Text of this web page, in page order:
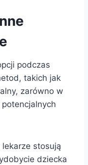
podczas
takich jak
zarówno w
stosują
dziecka